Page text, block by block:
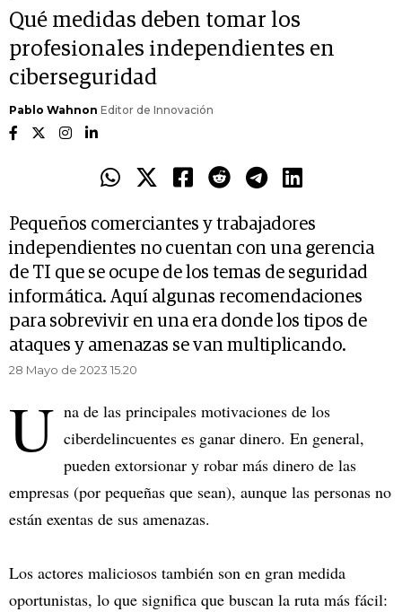
Qué medidas deben tomar los
profesionales independientes en
ciberseguridad
Pablo Wahnon Editor de Innovación
Pequeños comerciantes y trabajadores
independientes no cuentan con una gerencia
de TI que se ocupe de los temas de seguridad
informática. Aquí algunas recomendaciones
para sobrevivir en una era donde los tipos de
ataques y amenazas se van multiplicando.
28 Mayo de 2023 15.20
U na de las principales motivaciones de los
ciberdelincuentes es ganar dinero. En general,
pueden extorsionar y robar más dinero de las
empresas (por pequeñas que sean), aunque las personas no
están exentas de sus amenazas.
Los actores maliciosos también son en gran medida
oportunistas, lo que significa que buscan la ruta más fácil: